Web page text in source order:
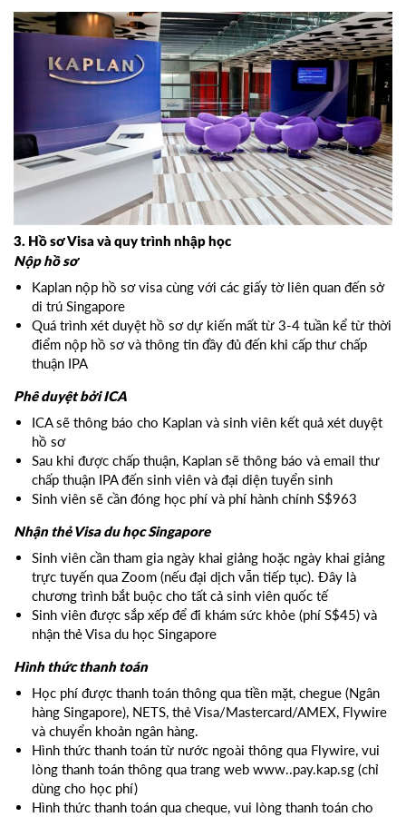
3. Hồ sơ Visa và quy trình nhập học
Nộp hồ sơ
Kaplan nộp hồ sơ visa cùng với các giấy tờ liên quan đến sở
di trú Singapore
Quá trình xét duyệt hồ sơ dự kiến mất từ 3-4 tuần kể từ thời
điểm nộp hồ sơ và thông tin đầy đủ đến khi cấp thư chấp
thuận IPA
Phê duyệt bởi ICA
ICA sẽ thông báo cho Kaplan và sinh viên kết quả xét duyệt
hồ sơ
Sau khi được chấp thuận, Kaplan sẽ thông báo và email thư
chấp thuận IPA đến sinh viên và đại diện tuyển sinh
Sinh viên sẽ cần đóng học phí và phí hành chính S$963
Nhận thẻ Visa du học Singapore
Sinh viên cần tham gia ngày khai giảng hoặc ngày khai giảng
trực tuyến qua Zoom (nếu đại dịch vẫn tiếp tục). Đây là
chương trình bắt buộc cho tất cả sinh viên quốc tế
Sinh viên được sắp xếp để đi khám sức khỏe (phí S$45) và
nhận thẻ Visa du học Singapore
Hình thức thanh toán
Học phí được thanh toán thông qua tiền mặt, chegue (Ngân
hàng Singapore), NETS, thẻ Visa/Mastercard/AMEX, Flywire
và chuyển khoản ngân hàng.
Hình thức thanh toán từ nước ngoài thông qua Flywire, vui
lòng thanh toán thông qua trang web www..pay.kap.sg (chỉ
dùng cho học phí)
Hình thức thanh toán qua cheque, vui lòng thanh toán cho